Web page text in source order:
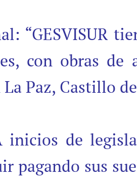
“GESVISUR
con obras de
Paz, Castillo
inicios de
pagando sus